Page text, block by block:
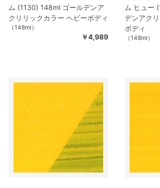
ム (1130) 148ml ゴールデンア
クリリックカラー ヘビーボディ
（148ml）
￥4,989
ム ヒュー
デンアク
ボディ
（148ml）